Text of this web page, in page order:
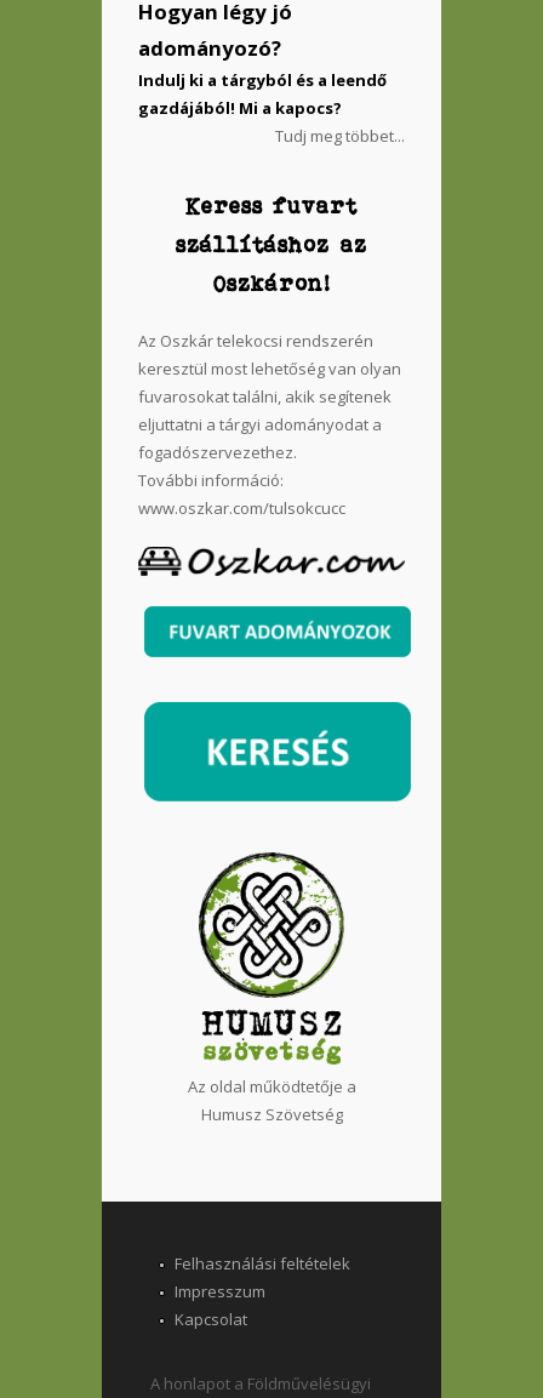
Hogyan légy jó
adományozó?
Indulj ki a tárgyból és a leendő
gazdájából! Mi a kapocs?
Tudj meg többet...
Keress fuvart
szállításhoz az
Oszkáron!
Az Oszkár telekocsi rendszerén
keresztül most lehetőség van olyan
fuvarosokat találni, akik segítenek
eljuttatni a tárgyi adományodat a
fogadószervezethez.
További információ:
www.oszkar.com/tulsokcucc
Az oldal működtetője a
Humusz Szövetség
Felhasználási feltételek
Impresszum
Kapcsolat
A honlapot a Földművelésügyi